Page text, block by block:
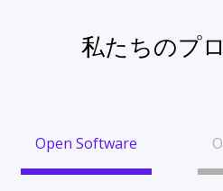
私たちのプ
Open Software